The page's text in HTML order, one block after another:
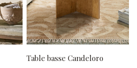
Table basse Candeloro